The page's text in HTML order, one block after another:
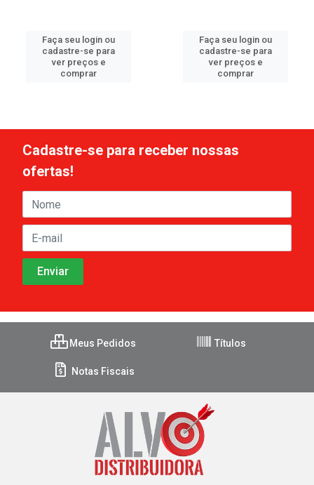
Faça seu login ou
cadastre-se para
ver preços e
comprar
Faça seu login ou
cadastre-se para
ver preços e
comprar
Cadastre-se para receber nossas
ofertas!
Meus Pedidos Títulos
Notas Fiscais